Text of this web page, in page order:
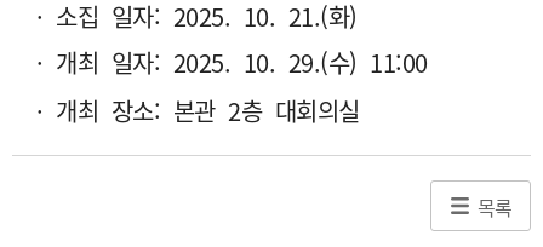
· 소집 일자: 2025. 10. 21.(화)
· 개최 일자: 2025. 10. 29.(수) 11:00
· 개최 장소: 본관 2층 대회의실
목록